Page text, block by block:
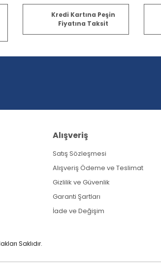
açıklamalarında ve diğer konularda yetersiz
ederiz.
görüntülenemiyor.
bulunuyor.
Kredi Kartına Peşin
Fiyatına Taksit
Alışveriş
Satış Sözleşmesi
Alışveriş Ödeme ve Teslimat
Gizlilik ve Güvenlik
Garanti Şartları
İade ve Değişim
Saklıdır.